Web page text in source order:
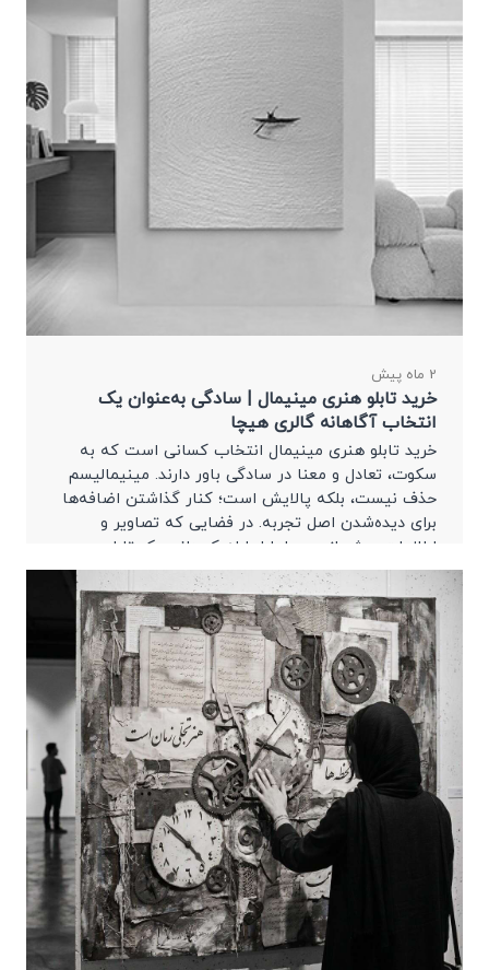
2 ماه پیش
خرید تابلو هنری مینیمال | سادگی به‌عنوان یک
انتخاب آگاهانه گالری هیچا
خرید تابلو هنری مینیمال انتخاب کسانی است که به
سکوت، تعادل و معنا در سادگی باور دارند. مینیمالیسم
حذف نیست، بلکه پالایش است؛ کنار گذاشتن اضافه‌ها
برای دیده‌شدن اصل تجربه. در فضایی که تصاویر و
اطلاعات بیش از حد ما را احاطه کرده‌اند، یک تابلو
مینیمال می‌تواند مکثی آگاهانه ایجاد کند.